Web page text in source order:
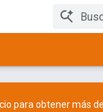
para obtener más